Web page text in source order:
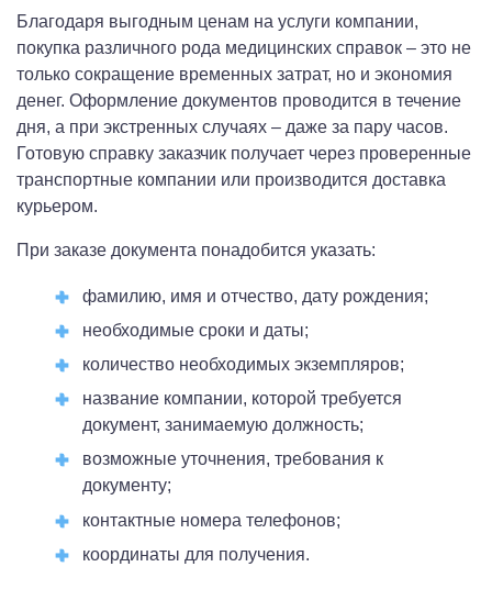
Благодаря выгодным ценам на услуги компании,
покупка различного рода медицинских справок – это не
только сокращение временных затрат, но и экономия
денег. Оформление документов проводится в течение
дня, а при экстренных случаях – даже за пару часов.
Готовую справку заказчик получает через проверенные
транспортные компании или производится доставка
курьером.
При заказе документа понадобится указать:
фамилию, имя и отчество, дату рождения;
необходимые сроки и даты;
количество необходимых экземпляров;
название компании, которой требуется
документ, занимаемую должность;
возможные уточнения, требования к
документу;
контактные номера телефонов;
координаты для получения.